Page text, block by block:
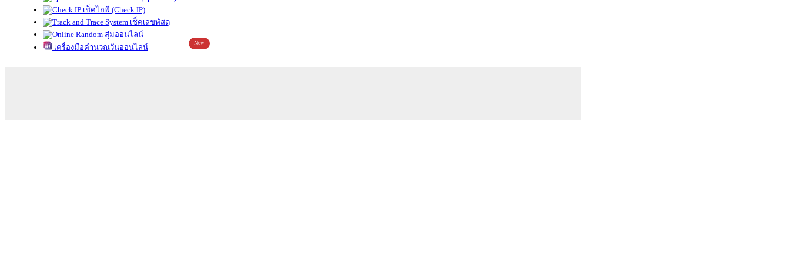
เช็คไอพี (Check IP)
เช็คเลขพัสดุ
สุ่มออนไลน์
เครื่องมือคำนวณวันออนไลน์
New